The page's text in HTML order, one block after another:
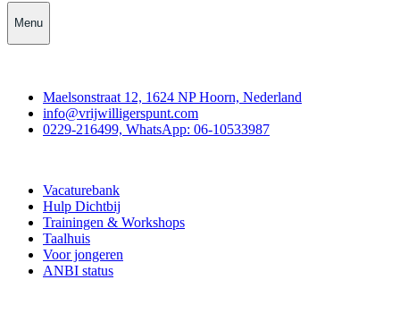
Menu
Maelsonstraat 12, 1624 NP Hoorn, Nederland
info@vrijwilligerspunt.com
0229-216499, WhatsApp: 06-10533987
Vacaturebank
Hulp Dichtbij
Trainingen & Workshops
Taalhuis
Voor jongeren
ANBI status